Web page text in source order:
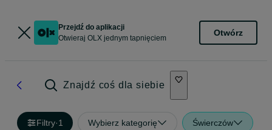
Przejdź do aplikacji
Otwieraj OLX jednym tapnięciem
Otwórz
Znajdź coś dla siebie
Filtry·1 Wybierz kategorię Świerczów